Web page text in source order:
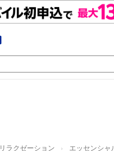
リラクゼーション エッセンシャ